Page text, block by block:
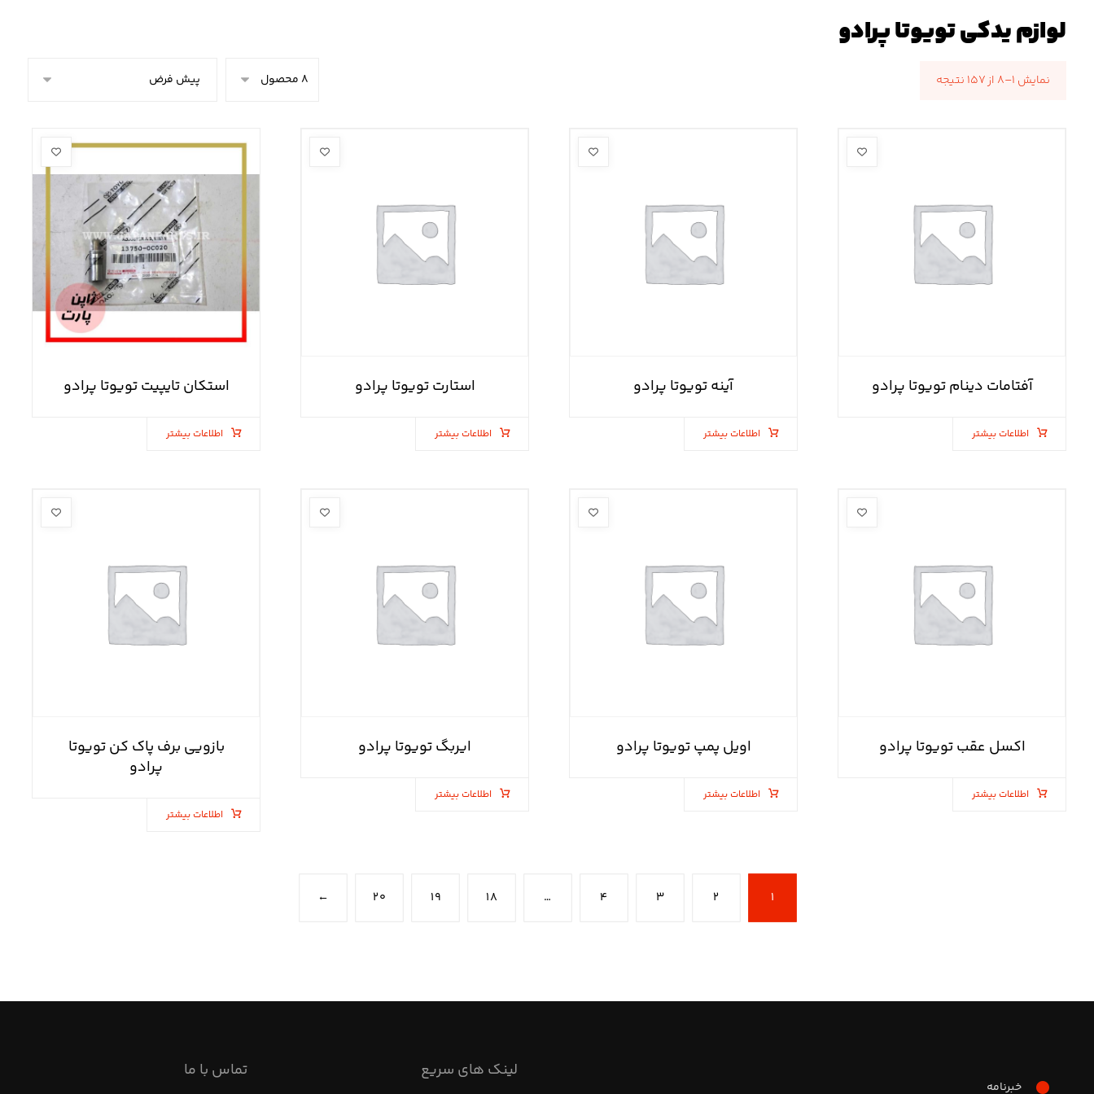
لوازم یدکی تویوتا پرادو
نمایش ۱–۸ از ۱۵۷ نتیجه
آفتامات دینام تویوتا پرادو
اطلاعات بیشتر
آینه تویوتا پرادو
اطلاعات بیشتر
استارت تویوتا پرادو
اطلاعات بیشتر
استکان تایپیت تویوتا پرادو
اطلاعات بیشتر
اکسل عقب تویوتا پرادو
اطلاعات بیشتر
اویل پمپ تویوتا پرادو
اطلاعات بیشتر
ایربگ تویوتا پرادو
اطلاعات بیشتر
بازویی برف پاک کن تویوتا
پرادو
اطلاعات بیشتر
۱ ۲ ۳ ۴ … ۱۸ ۱۹ ۲۰ ←
خبرنامه
لینک های سریع تماس با ما